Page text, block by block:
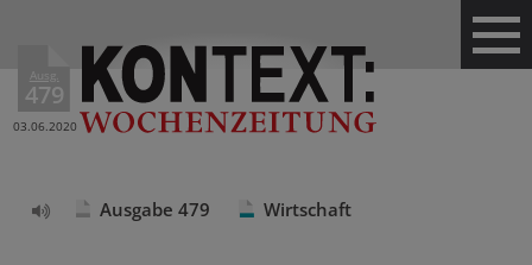
Ausg.
479
03.06.2020
Ausgabe 479 Wirtschaft